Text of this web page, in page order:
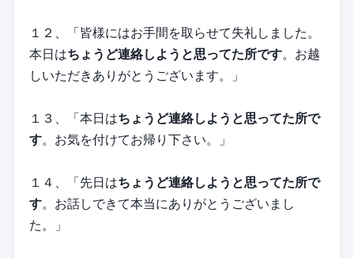
１２、「皆様にはお手間を取らせて失礼しました。
本日はちょうど連絡しようと思ってた所です。お越
しいただきありがとうございます。」
１３、「本日はちょうど連絡しようと思ってた所で
す。お気を付けてお帰り下さい。」
１４、「先日はちょうど連絡しようと思ってた所で
す。お話しできて本当にありがとうございまし
た。」